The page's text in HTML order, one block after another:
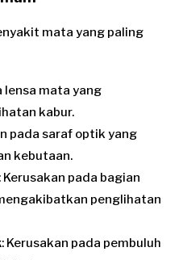
mata yang paling
lensa mata yang
kabur.
pada saraf optik yang
kebutaan.
: Kerusakan pada bagian
penglihatan
: Kerusakan pada pembuluh